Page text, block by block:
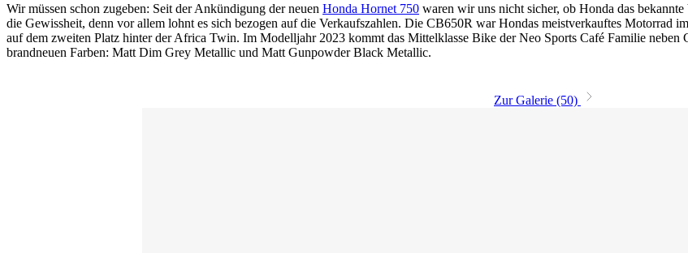
Wir müssen schon zugeben: Seit der Ankündigung der neuen Honda Hornet 750 waren wir uns nicht sicher, ob Honda das
die Gewissheit, denn vor allem lohnt es sich bezogen auf die Verkaufszahlen. Die CB650R war Hondas meistverkauftes Motorrad
auf dem zweiten Platz hinter der Africa Twin. Im Modelljahr 2023 kommt das Mittelklasse Bike der Neo Sports Café Familie
brandneuen Farben: Matt Dim Grey Metallic und Matt Gunpowder Black Metallic.
Zur Galerie (50)